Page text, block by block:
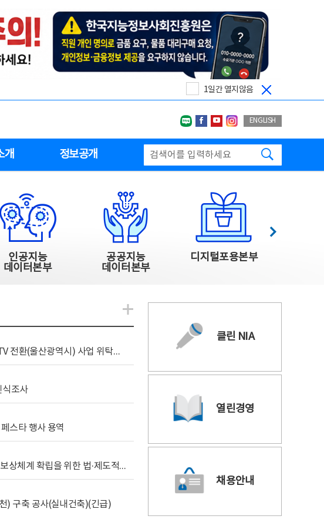
1일간 열지않음
네이버블로그
페이스북
유투브인스타그랩
ENGLISH
개 정보공개
인공지능
데이터본부
공공지능
데이터본부
디지털포용본부
다음
[조달입찰공고] 2026년 공공 AI CCTV 전환(울산광역시) 사업 위탁감리
식조사
스타 행사 용역
[위탁연구] 학습데이터 거래 시장의 보상체계 확립을 위한 법·제도적 검토 방안 연구
) 구축 공사(실내건축)(긴급)
알림관련 더보기
클린 NIA
열린경영
채용안내